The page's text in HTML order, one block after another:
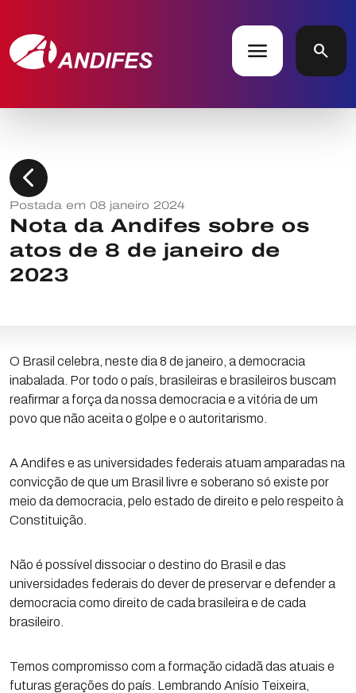
menu search
chevron_left
Postada em 08 janeiro 2024
Nota da Andifes sobre os
atos de 8 de janeiro de
2023
O Brasil celebra, neste dia 8 de janeiro, a democracia
inabalada. Por todo o país, brasileiras e brasileiros buscam
reafirmar a força da nossa democracia e a vitória de um
povo que não aceita o golpe e o autoritarismo.
A Andifes e as universidades federais atuam amparadas na
convicção de que um Brasil livre e soberano só existe por
meio da democracia, pelo estado de direito e pelo respeito à
Constituição.
Não é possível dissociar o destino do Brasil e das
universidades federais do dever de preservar e defender a
democracia como direito de cada brasileira e de cada
brasileiro.
Temos compromisso com a formação cidadã das atuais e
futuras gerações do país. Lembrando Anísio Teixeira,